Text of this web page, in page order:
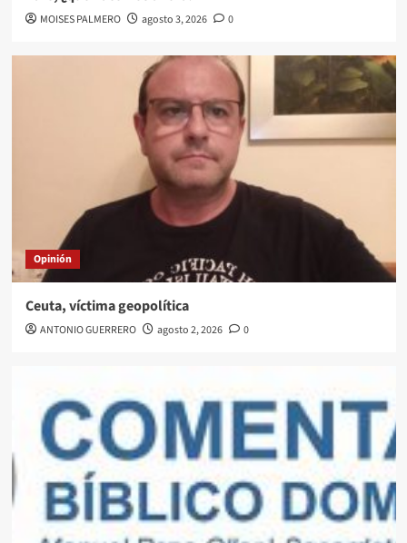
MOISES PALMERO agosto 3, 2026 0
Opinión
Ceuta, víctima geopolítica
ANTONIO GUERRERO agosto 2, 2026 0